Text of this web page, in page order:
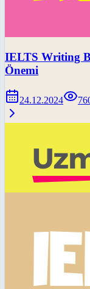
IELTS Writing
Önemi
24.12.2024